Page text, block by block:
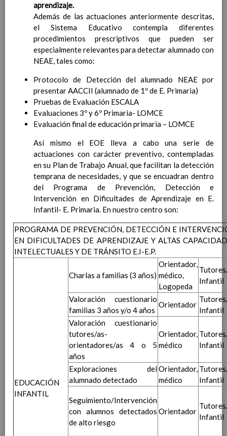
Ciencias Sociales
EducaciÃ³n FÃ­sica
EducaciÃ³n ArtÃ­stica
EducaciÃ³n para la
Cultura y PrÃ¡ctica
Digital
Valores Sociales y CÃ­
vicos
Ãrea de ReligiÃ³n
CatÃ³lica
Lengua Extranjera
(FrancÃ©s)
En revisiÃ³n
Acuerdos especÃ­ficos referidos
a metodologÃ­a en nuestro
Centro
Papel de los deberes
Sobre los espacios: aula, salidas,
otrosâ€¦
DistribuciÃ³n del tiempo
Ãšltima actualizaciÃ³n C.E. 21/22
Actividades extraescolares y
complementarias
Ãšltima actualizaciÃ³n
13 / Sep / 2019
Criterios para la elaboraciÃ³n de las
Programaciones DidÃ¡cticas y las Propuestas
PedagÃ³gicas
La evaluaciÃ³n del alumnado
Aspectos generales de la evaluaciÃ³n.
CarÃ¡cter de la misma
Criterios, procedimientos e instrumentos
para la realizaciÃ³n de la evaluaciÃ³n inicial
Procedimiento por el que se harÃ¡n
pÃºblicos los criterios de evaluaciÃ³n
comunes y los propios de cada Ã¡rea
Instrumentos para facilitar la observaciÃ³n
aprendizaje.
Además de las actuaciones anteriormente descritas,
el Sistema Educativo contempla diferentes
procedimientos prescriptivos que pueden ser
especialmente relevantes para detectar alumnado con
NEAE, tales como:
Protocolo de Detección del alumnado NEAE por
presentar AACCII (alumnado de 1º de E. Primaria)
Pruebas de Evaluación ESCALA
Evaluaciones 3º y 6º Primaria- LOMCE
Evaluación final de educación primaria – LOMCE
Así mismo el EOE lleva a cabo una serie de
actuaciones con carácter preventivo, contempladas
en su Plan de Trabajo Anual, que facilitan la detección
temprana de necesidades, y que se encuadran dentro
del Programa de Prevención, Detección e
Intervención en Dificultades de Aprendizaje en E.
Infantil- E. Primaria. En nuestro centro son:
PROGRAMA DE PREVENCIÓN, DETECCIÓN E
EN DIFICULTADES DE APRENDIZAJE Y ALTAS
INTELECTUALES Y DE TRÁNSITO E.I-E.P.
EDUCACIÓN
INFANTIL
Charlas a familias (3 años)
Orientador,
médico,
Logopeda
Infantil
Valoración cuestionario
familias 3 años y/o 4 años
Orientador
Infantil
Valoración cuestionario
tutores/as-
orientadores/as 4 o 5
años
Orientador,
médico
Infantil
Exploraciones del
alumnado detectado
Orientador,
médico
Infantil
Seguimiento/Intervención
con alumnos detectados
de alto riesgo
Orientador
Infantil